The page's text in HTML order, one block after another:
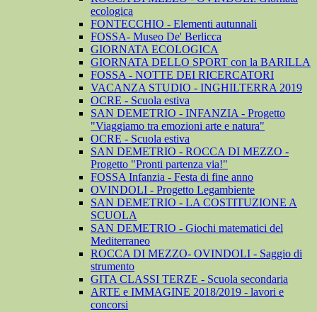
ecologica
FONTECCHIO - Elementi autunnali
FOSSA- Museo De' Berlicca
GIORNATA ECOLOGICA
GIORNATA DELLO SPORT con la BARILLA
FOSSA - NOTTE DEI RICERCATORI
VACANZA STUDIO - INGHILTERRA 2019
OCRE - Scuola estiva
SAN DEMETRIO - INFANZIA - Progetto
"Viaggiamo tra emozioni arte e natura"
OCRE - Scuola estiva
SAN DEMETRIO - ROCCA DI MEZZO -
Progetto "Pronti partenza via!"
FOSSA Infanzia - Festa di fine anno
OVINDOLI - Progetto Legambiente
SAN DEMETRIO - LA COSTITUZIONE A
SCUOLA
SAN DEMETRIO - Giochi matematici del
Mediterraneo
ROCCA DI MEZZO- OVINDOLI - Saggio di
strumento
GITA CLASSI TERZE - Scuola secondaria
ARTE e IMMAGINE 2018/2019 - lavori e
concorsi